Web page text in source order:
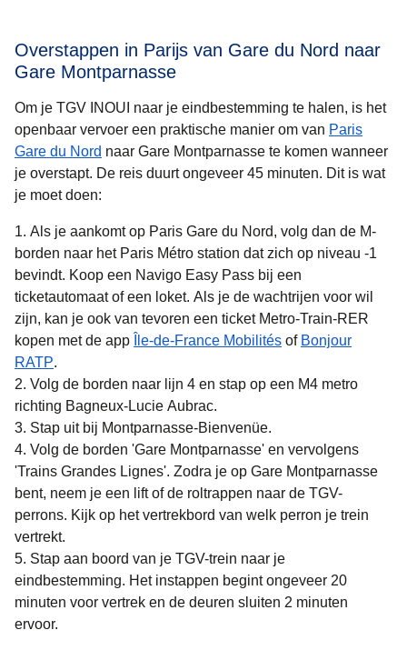
Overstappen in Parijs van Gare du Nord naar
Gare Montparnasse
Om je TGV INOUI naar je eindbestemming te halen, is het
openbaar vervoer een praktische manier om van Paris
Gare du Nord naar Gare Montparnasse te komen wanneer
je overstapt. De reis duurt ongeveer 45 minuten. Dit is wat
je moet doen:
Als je aankomt op Paris Gare du Nord, volg dan de M-
borden naar het Paris Métro station dat zich op niveau -1
bevindt. Koop een Navigo Easy Pass bij een
ticketautomaat of een loket. Als je de wachtrijen voor wil
zijn, kan je ook van tevoren een ticket Metro-Train-RER
kopen met de app
Île-de-France Mobilités( opent in een
of Bonjour
RATP(.
Volg de borden naar lijn 4 en stap op een M4 metro
richting Bagneux-Lucie Aubrac.
Stap uit bij Montparnasse-Bienvenüe.
Volg de borden 'Gare Montparnasse' en vervolgens
'Trains Grandes Lignes'. Zodra je op Gare Montparnasse
bent, neem je een lift of de roltrappen naar de TGV-
perrons. Kijk op het vertrekbord van welk perron je trein
vertrekt.
Stap aan boord van je TGV-trein naar je
eindbestemming. Het instappen begint ongeveer 20
minuten voor vertrek en de deuren sluiten 2 minuten
ervoor.